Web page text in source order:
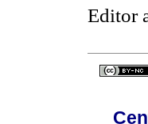
Editor